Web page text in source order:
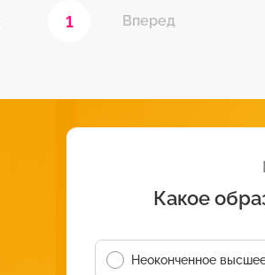
1 Вперед
Какое
Неоконченное